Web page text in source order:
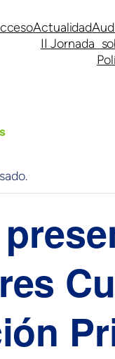
Actualidad
II Jornada